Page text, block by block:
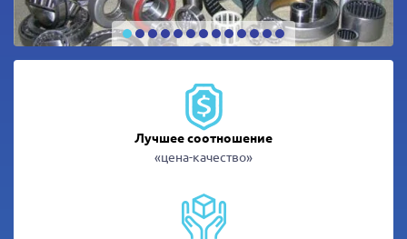
Лучшее соотношение
«цена-качество»